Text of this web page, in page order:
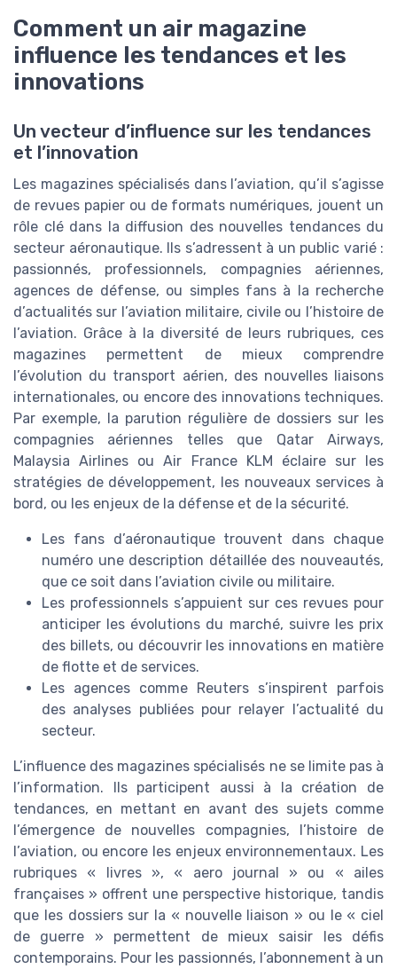
Comment un air magazine
influence les tendances et les
innovations
Un vecteur d’influence sur les tendances
et l’innovation
Les magazines spécialisés dans l’aviation, qu’il s’agisse
de revues papier ou de formats numériques, jouent un
rôle clé dans la diffusion des nouvelles tendances du
secteur aéronautique. Ils s’adressent à un public varié :
passionnés, professionnels, compagnies aériennes,
agences de défense, ou simples fans à la recherche
d’actualités sur l’aviation militaire, civile ou l’histoire de
l’aviation. Grâce à la diversité de leurs rubriques, ces
magazines permettent de mieux comprendre
l’évolution du transport aérien, des nouvelles liaisons
internationales, ou encore des innovations techniques.
Par exemple, la parution régulière de dossiers sur les
compagnies aériennes telles que Qatar Airways,
Malaysia Airlines ou Air France KLM éclaire sur les
stratégies de développement, les nouveaux services à
bord, ou les enjeux de la défense et de la sécurité.
Les fans d’aéronautique trouvent dans chaque
numéro une description détaillée des nouveautés,
que ce soit dans l’aviation civile ou militaire.
Les professionnels s’appuient sur ces revues pour
anticiper les évolutions du marché, suivre les prix
des billets, ou découvrir les innovations en matière
de flotte et de services.
Les agences comme Reuters s’inspirent parfois
des analyses publiées pour relayer l’actualité du
secteur.
L’influence des magazines spécialisés ne se limite pas à
l’information. Ils participent aussi à la création de
tendances, en mettant en avant des sujets comme
l’émergence de nouvelles compagnies, l’histoire de
l’aviation, ou encore les enjeux environnementaux. Les
rubriques « livres », « aero journal » ou « ailes
françaises » offrent une perspective historique, tandis
que les dossiers sur la « nouvelle liaison » ou le « ciel
de guerre » permettent de mieux saisir les défis
contemporains. Pour les passionnés, l’abonnement à un